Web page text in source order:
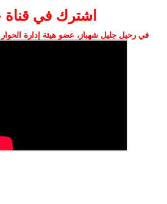
اشترك في قناة
في رحيل جليل شهباز، عضو هيئة إدارة